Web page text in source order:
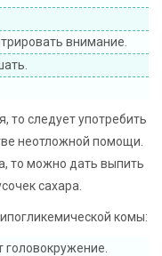
внимание.
то следует употребить
неотложной помощи.
то можно дать выпить
сахара.
комы:
головокружение.